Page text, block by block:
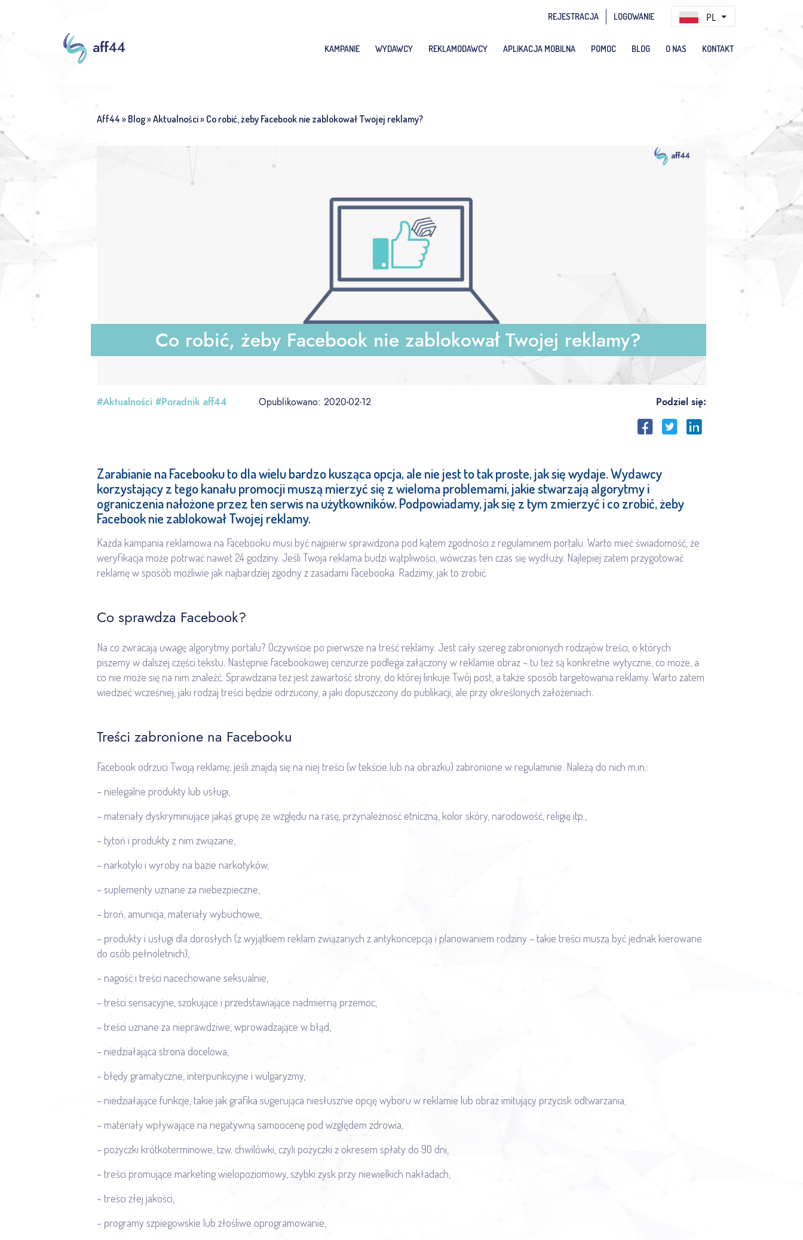
REJESTRACJA LOGOWANIE PL
KAMPANIE WYDAWCY REKLAMODAWCY APLIKACJA MOBILNA POMOC BLOG O NAS KONTAKT
Aff44 » Blog»Aktualności» Co robić, żeby Facebook nie zablokował Twojej reklamy?
Co robić, żeby Facebook nie zablokował Twojej reklamy?
#Aktualności #Poradnik aff44 Opublikowano: 2020-02-12 Podziel się:
Zarabianie na Facebooku to dla wielu bardzo kusząca opcja, ale nie jest to tak proste, jak się wydaje. Wydawcy
korzystający z tego kanału promocji muszą mierzyć się z wieloma problemami, jakie stwarzają algorytmy i
ograniczenia nałożone przez ten serwis na użytkowników. Podpowiadamy, jak się z tym zmierzyć i co zrobić, żeby
Facebook nie zablokował Twojej reklamy.
Każda kampania reklamowa na Facebooku musi być najpierw sprawdzona pod kątem zgodności z regulaminem portalu. Warto mieć świadomość, że
weryfikacja może potrwać nawet 24 godziny. Jeśli Twoja reklama budzi wątpliwości, wówczas ten czas się wydłuży. Najlepiej zatem przygotować
reklamę w sposób możliwie jak najbardziej zgodny z zasadami Facebooka. Radzimy, jak to zrobić.
Co sprawdza Facebook?
Na co zwracają uwagę algorytmy portalu? Oczywiście po pierwsze na treść reklamy. Jest cały szereg zabronionych rodzajów treści, o których
piszemy w dalszej części tekstu. Następnie facebookowej cenzurze podlega załączony w reklamie obraz – tu też są konkretne wytyczne, co może, a
co nie może się na nim znaleźć. Sprawdzana też jest zawartość strony, do której linkuje Twój post, a także sposób targetowania reklamy. Warto zatem
wiedzieć wcześniej, jaki rodzaj treści będzie odrzucony, a jaki dopuszczony do publikacji, ale przy określonych założeniach.
Treści zabronione na Facebooku
Facebook odrzuci Twoją reklamę, jeśli znajdą się na niej treści (w tekście lub na obrazku) zabronione w regulaminie. Należą do nich m.in.:
– nielegalne produkty lub usługi,
– materiały dyskryminujące jakąś grupę ze względu na rasę, przynależność etniczną, kolor skóry, narodowość, religię itp.,
– tytoń i produkty z nim związane,
– narkotyki i wyroby na bazie narkotyków,
– suplementy uznane za niebezpieczne,
– broń, amunicja, materiały wybuchowe,
– produkty i usługi dla dorosłych (z wyjątkiem reklam związanych z antykoncepcją i planowaniem rodziny – takie treści muszą być jednak kierowane
do osób pełnoletnich),
– nagość i treści nacechowane seksualnie,
– treści sensacyjne, szokujące i przedstawiające nadmierną przemoc,
– treści uznane za nieprawdziwe, wprowadzające w błąd,
– niedziałająca strona docelowa,
– błędy gramatyczne, interpunkcyjne i wulgaryzmy,
– niedziałające funkcje, takie jak grafika sugerująca niesłusznie opcję wyboru w reklamie lub obraz imitujący przycisk odtwarzania,
– materiały wpływające na negatywną samoocenę pod względem zdrowia,
– pożyczki krótkoterminowe, tzw. chwilówki, czyli pożyczki z okresem spłaty do 90 dni,
– treści promujące marketing wielopoziomowy, szybki zysk przy niewielkich nakładach,
– treści złej jakości,
– programy szpiegowskie lub złośliwe oprogramowanie,